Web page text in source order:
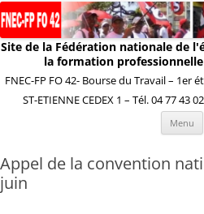
Site de la Fédération nationale de
la formation
FNEC-FP FO 42- Bourse du Travail – 1er
ST-ETIENNE CEDEX 1 – Tél. 04 77 43
Menu
Appel de la convention
juin